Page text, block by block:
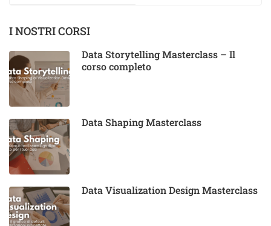
I NOSTRI CORSI
Data Storytelling Masterclass – Il
corso completo
Data Shaping Masterclass
Data Visualization Design Masterclass